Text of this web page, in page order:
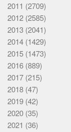
2011 (2709)
2012 (2585)
2013 (2041)
2014 (1429)
2015 (1473)
2016 (889)
2017 (215)
2018 (47)
2019 (42)
2020 (35)
2021 (36)